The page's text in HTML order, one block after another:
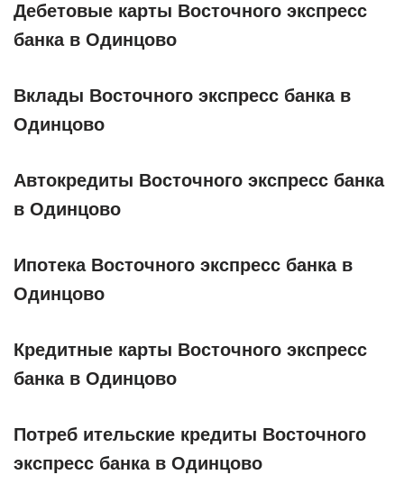
Дебетовые карты Восточного экспресс
банка в Одинцово
Вклады Восточного экспресс банка в
Одинцово
Автокредиты Восточного экспресс банка
в Одинцово
Ипотека Восточного экспресс банка в
Одинцово
Кредитные карты Восточного экспресс
банка в Одинцово
Потреб ительские кредиты Восточного
экспресс банка в Одинцово